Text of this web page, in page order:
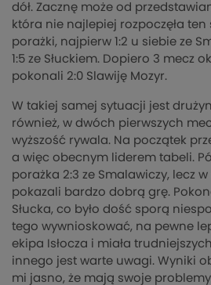
dół. Zacznę może od
która nie najlepiej rozpoczęła ten
porażki, najpierw 1:2 u siebie ze
1:5 ze Słuckiem. Dopiero 3 mecz
pokonali 2:0 Slawiję Mozyr.
W takiej samej sytuacji jest
również, w dwóch pierwszych
wyższość rywala. Na początek
a więc obecnym liderem tabeli.
porażka 2:3 ze Smalawiczy, lecz
pokazali bardzo dobrą grę.
Słucka, co było dość sporą
tego wywnioskować, na pewne
ekipa Isłocza i miała
innego jest warte uwagi. Wyniki
mi jasno, że mają swoje